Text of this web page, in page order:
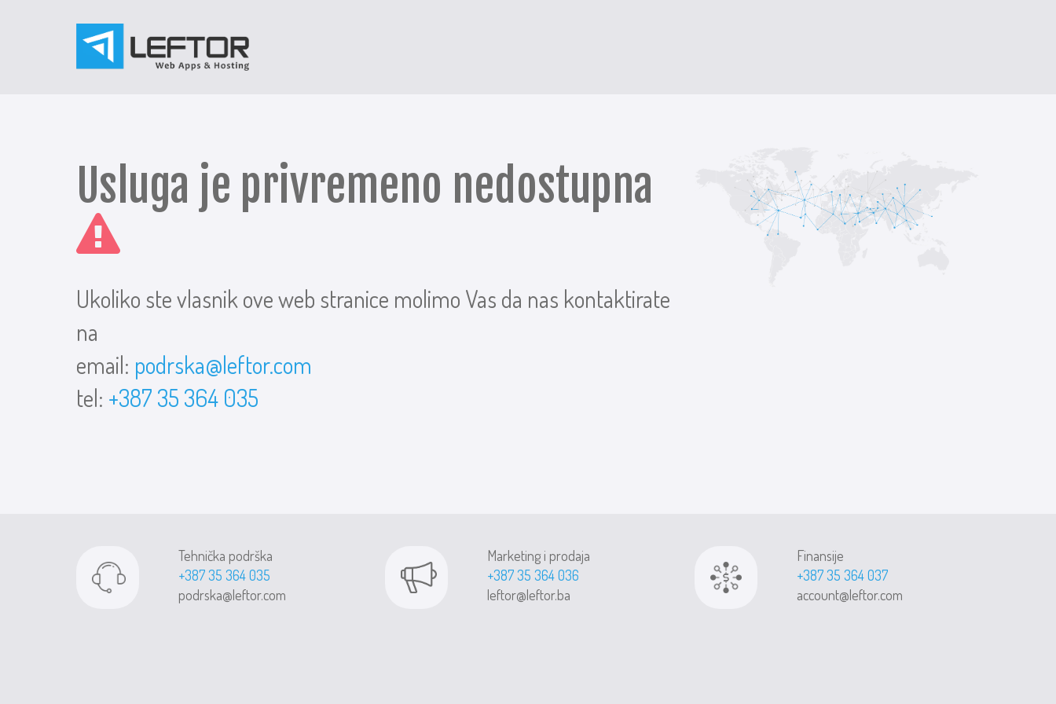
Usluga je privremeno nedostupna
Ukoliko ste vlasnik ove web stranice molimo Vas da nas kontaktirate
na
email: podrska@leftor.com
tel: +387 35 364 035
Tehnička podrška
+387 35 364 035
podrska@leftor.com
Marketing i prodaja
+387 35 364 036
leftor@leftor.ba
Finansije
+387 35 364 037
account@leftor.com